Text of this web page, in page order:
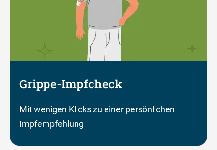
Grippe-Impfcheck
Mit wenigen Klicks zu einer persönlichen
Impfempfehlung